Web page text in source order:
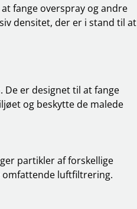
fange overspray og andre
densitet, der er i stand til at
er designet til at fange
og beskytte de malede
partikler af forskellige
luftfiltrering.